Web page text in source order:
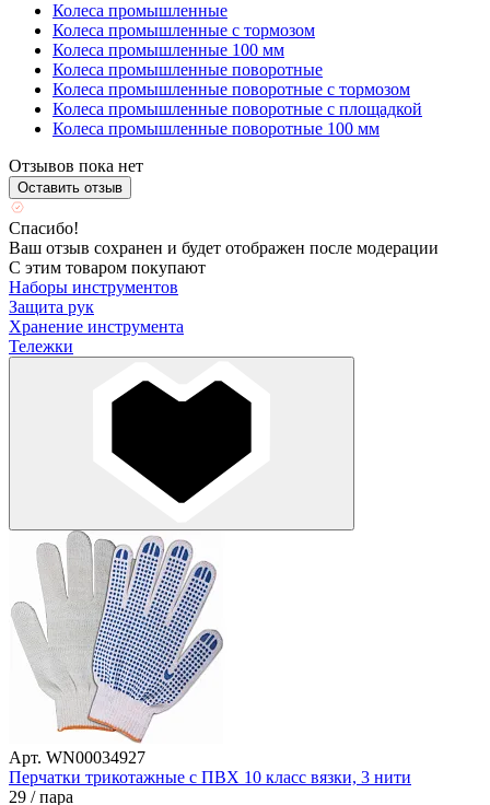
Колеса промышленные
Колеса промышленные с тормозом
Колеса промышленные 100 мм
Колеса промышленные поворотные
Колеса промышленные поворотные с тормозом
Колеса промышленные поворотные с площадкой
Колеса промышленные поворотные 100 мм
Отзывов пока нет
Оставить отзыв
Спасибо!
Ваш отзыв сохранен и будет отображен после модерации
С этим товаром покупают
Наборы инструментов
Защита рук
Хранение инструмента
Тележки
Арт. WN00034927
Перчатки трикотажные с ПВХ 10 класс вязки, 3 нити
29 / пара